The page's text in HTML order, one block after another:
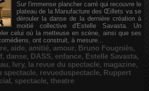
Sur l'immense plancher carré qui recouvre le
plateau de la Manufacture des Œillets va se
dérouler la danse de la dernière création à
moitié collective d'Estelle Savasta. Un
celui où la metteuse en scène, ainsi que ses
ont construit, à mesure...
, aide, amitié, amour, Bruno Fougniès,
, danse, DASS, enfance, Estelle Savasta,
, Ivry, la revue du spectacle, magazine,
spectacle, revueduspectacle, Ruppert
, spectacle, theatre